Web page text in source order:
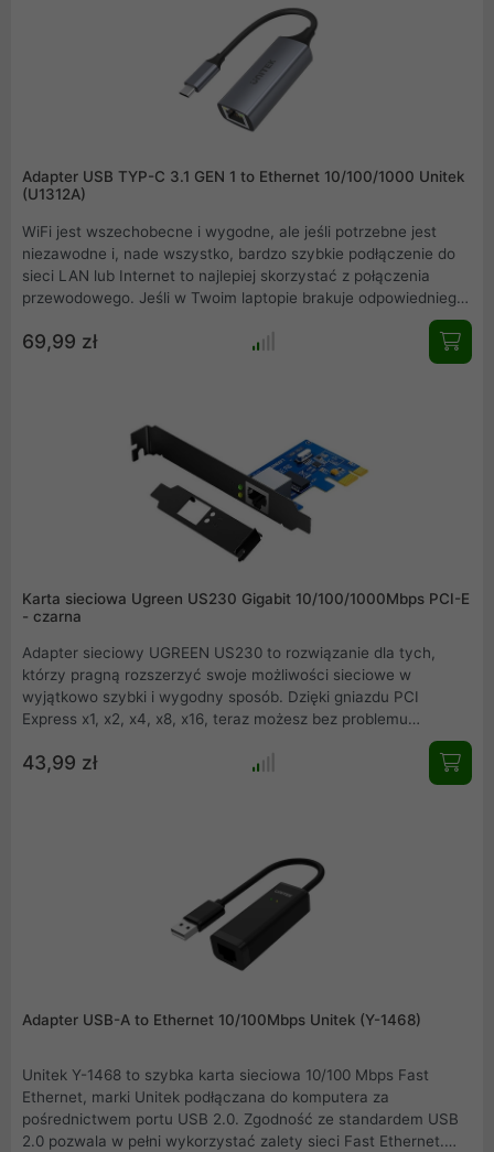
Adapter USB TYP-C 3.1 GEN 1 to Ethernet 10/100/1000 Unitek
(U1312A)
WiFi jest wszechobecne i wygodne, ale jeśli potrzebne jest
niezawodne i, nade wszystko, bardzo szybkie podłączenie do
sieci LAN lub Internet to najlepiej skorzystać z połączenia
przewodowego. Jeśli w Twoim laptopie brakuje odpowiedniego
podręczna przejściówka USB-A na RJ45.
69,99 zł
Karta sieciowa Ugreen US230 Gigabit 10/100/1000Mbps PCI-E
- czarna
Adapter sieciowy UGREEN US230 to rozwiązanie dla tych,
którzy pragną rozszerzyć swoje możliwości sieciowe w
wyjątkowo szybki i wygodny sposób. Dzięki gniazdu PCI
Express x1, x2, x4, x8, x16, teraz możesz bez problemu
rozbudować swój komputer o port RJ45 Gigabit Ethernet, co
zapewni Ci niezrównaną przepustowość i wydajność.
43,99 zł
Adapter USB-A to Ethernet 10/100Mbps Unitek (Y-1468)
Unitek Y-1468 to szybka karta sieciowa 10/100 Mbps Fast
Ethernet, marki Unitek podłączana do komputera za
pośrednictwem portu USB 2.0. Zgodność ze standardem USB
2.0 pozwala w pełni wykorzystać zalety sieci Fast Ethernet.